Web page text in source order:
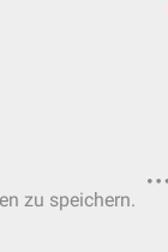
zu speichern.